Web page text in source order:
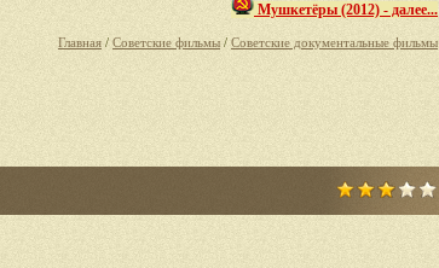
Мушкетёры (2012) - далее...
Главная / Советские фильмы / Советские документальные фильмы